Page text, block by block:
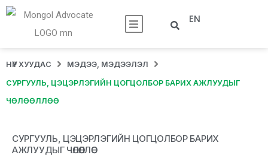
EN
НҮҮР ХУУДАС МЭДЭЭ, МЭДЭЭЛЭЛ
СУРГУУЛЬ, ЦЭЦЭРЛЭГИЙН ЦОГЦОЛБОР БАРИХ АЖЛУУДЫГ
ЧӨЛӨӨЛЛӨӨ
СУРГУУЛЬ, ЦЭЦЭРЛЭГИЙН ЦОГЦОЛБОР БАРИХ
АЖЛУУДЫГ ЧӨЛӨӨЛЛӨӨ